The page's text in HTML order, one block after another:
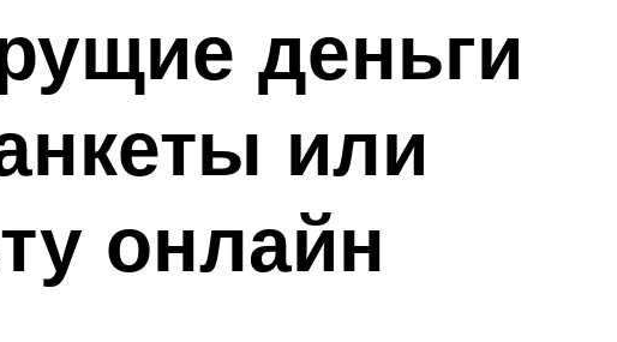
деньги
или
онлайн